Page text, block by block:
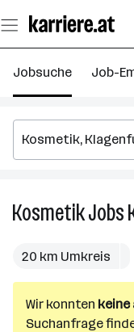
Seiteninhalt
springen
Jobsuche Job-
KosmetikJobs
20 km Umkreis
Wir konnten keine
Suchanfrage